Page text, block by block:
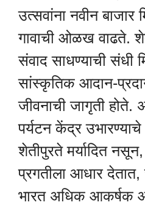
उत्सवांना नवीन बाजार
गावाची ओळख वाढते.
संवाद साधण्याची संधी
सांस्कृतिक आदान-
जीवनाची जागृती होते.
पर्यटन केंद्र
शेतीपुरते मर्यादित नसून,
प्रगतीला आधार देतात,
भारत अधिक आकर्षक